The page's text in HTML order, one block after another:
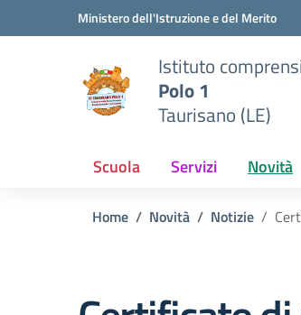
Vai ai contenuti
Vai al menu di navigazioneMinistero dell'Istruzione e del Merito
Istituto
Polo 1
Taurisano (LE)
Scuola Servizi Novità
Home Novità Notizie